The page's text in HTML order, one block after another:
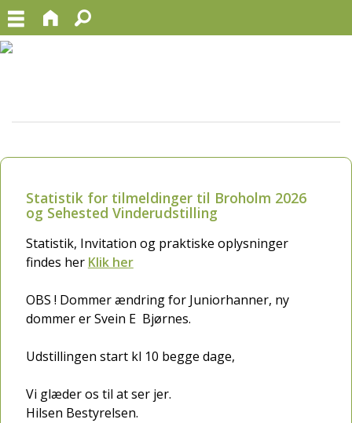
Statistik for tilmeldinger til Broholm 2026
og Sehested Vinderudstilling
Statistik, Invitation og praktiske oplysninger
findes her Klik her
OBS ! Dommer ændring for Juniorhanner, ny
dommer er Svein E Bjørnes.
Udstillingen start kl 10 begge dage,
Vi glæder os til at ser jer.
Hilsen Bestyrelsen.